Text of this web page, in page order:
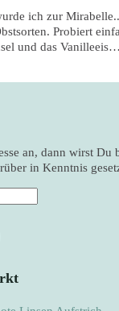
ich zur
Probiert
und das Vanilleeis…
an, dann wirst Du
in Kenntnis